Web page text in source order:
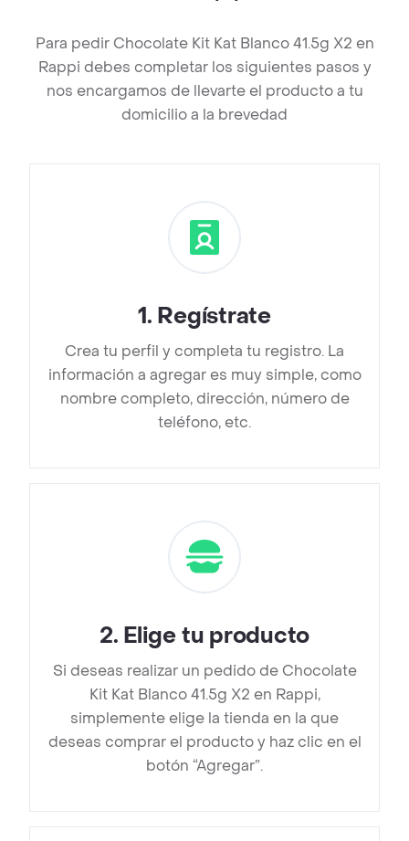
Para pedir Chocolate Kit Kat Blanco 41.5g X2 en
Rappi debes completar los siguientes pasos y
nos encargamos de llevarte el producto a tu
domicilio a la brevedad
1. Regístrate
Crea tu perfil y completa tu registro. La
información a agregar es muy simple, como
nombre completo, dirección, número de
teléfono, etc.
2. Elige tu producto
Si deseas realizar un pedido de Chocolate
Kit Kat Blanco 41.5g X2 en Rappi,
simplemente elige la tienda en la que
deseas comprar el producto y haz clic en el
botón “Agregar”.